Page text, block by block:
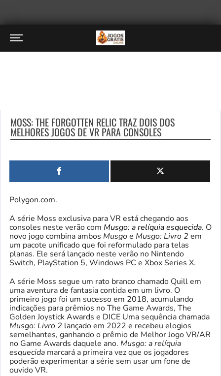
MOSS: THE FORGOTTEN RELIC TRAZ DOIS DOS
MELHORES JOGOS DE VR PARA CONSOLES
Polygon.com.
A série Moss exclusiva para VR está chegando aos
consoles neste verão com Musgo: a relíquia esquecida. O
novo jogo combina ambos Musgoe Musgo: Livro 2 em
um pacote unificado que foi reformulado para telas
planas. Ele será lançado neste verão no Nintendo
Switch, PlayStation 5, Windows PC e Xbox Series X.
A série Moss segue um rato branco chamado Quill em
uma aventura de fantasia contida em um livro. O
primeiro jogo foi um sucesso em 2018, acumulando
indicações para prêmios no The Game Awards, The
Golden Joystick Awards e DICE Uma sequência chamada
Musgo: Livro 2 lançado em 2022 e recebeu elogios
semelhantes, ganhando o prêmio de Melhor Jogo VR/AR
no Game Awards daquele ano. Musgo: a relíquia
esquecida marcará a primeira vez que os jogadores
poderão experimentar a série sem usar um fone de
ouvido VR.